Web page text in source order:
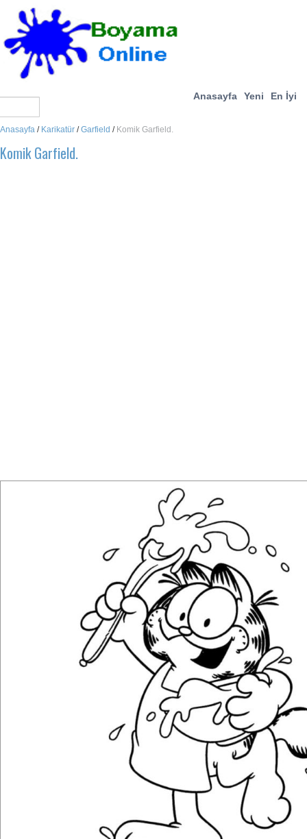
Anasayfa Yeni En İyi
Anasayfa / Karikatür /Garfield / Komik Garfield.
Komik Garfield.